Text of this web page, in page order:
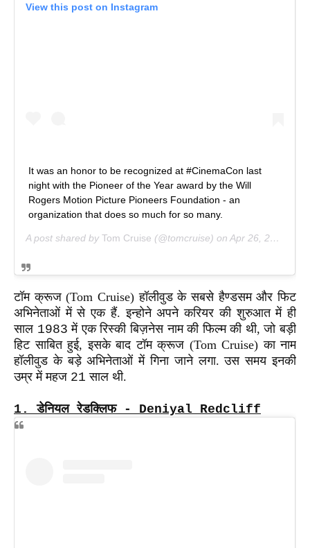
View this post on Instagram
It was an honor to be recognized at #CinemaCon last
night with the Pioneer of the Year award by the Will
Rogers Motion Picture Pioneers Foundation - an
organization that does so much for so many.
A post shared by Tom Cruise (@tomcruise) on Apr 26, 2018 at 12:30pm PDT
टॉम क्रूज (Tom Cruise) हॉलीवुड के सबसे हैण्डसम और फिट
अभिनेताओं में से एक हैं. इन्होने अपने करियर की शुरुआत में ही
साल 1983 में एक रिस्की बिज़नेस नाम की फिल्म की थी, जो बड़ी
हिट साबित हुई, इसके बाद टॉम क्रूज (Tom Cruise) का नाम
हॉलीवुड के बड़े अभिनेताओं में गिना जाने लगा. उस समय इनकी
उम्र में महज 21 साल थी.
1.डेनियल रेडक्लिफ - Deniyal Redcliff